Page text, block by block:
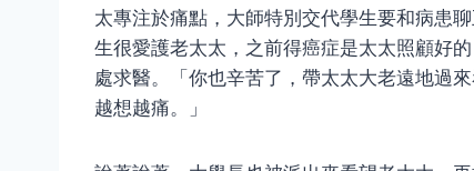
太專注於痛點，大師特別交代學生要和病患
生很愛護老太太，之前得癌症是太太照顧好
處求醫。「你也辛苦了，帶太太大老遠地過
越想越痛。」